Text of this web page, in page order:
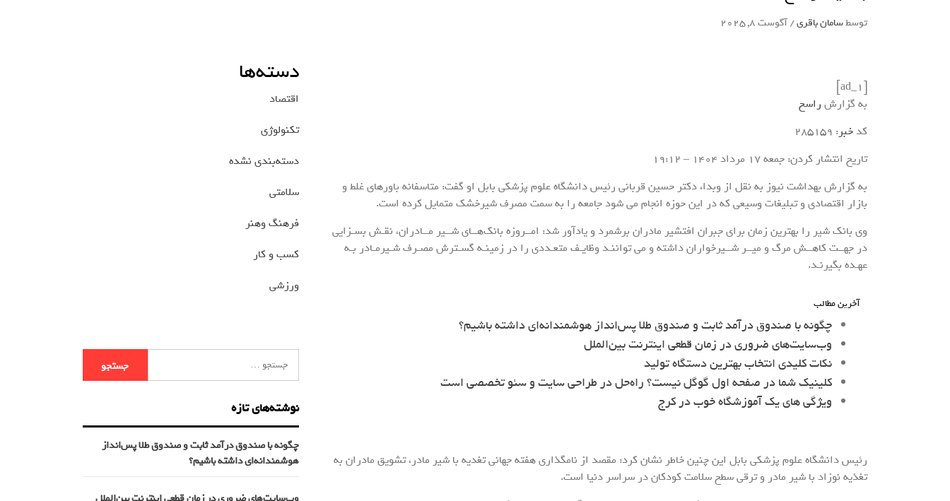
توسطسامان باقری/آگوست 8, 2025
[ad_1]
به گزارش راسخ
کدخبر: 285159
تاریخ انتشار کردن: جمعه 17 مرداد 1404 – 19:12
به گزارش بهداشت نیوز به نقل از وبدا، دکتر حسین قربانی رئیس دانشگاه علوم پزشکی بابل او گفت: متاسفانه باورهای غلط و
بازار اقتصادی و تبلیغات وسیعی که در این حوزه انجام می شود جامعه را به سمت مصرف شیرخشک متمایل کرده است.
وی بانک شیر را بهترین زمان برای جبران افتشیر مادران برشمرد و یادآور شد: امــروزه بانک‌هــای شــیر مــادران، نقـش بسـزایی
در جهــت کاهــش مرگ و میــر شــیرخواران داشته و می تواننـد وظایـف متعـددی را در زمینـه گسـترش مصـرف شـیرمـادر بـه
عهـده بگیرنـد.
آخرین مطالب
چگونه با صندوق درآمد ثابت و صندوق طلا پس‌انداز هوشمندانه‌ای داشته باشیم؟
وب‌سایت‌های ضروری در زمان قطعی اینترنت بین‌الملل
نکات کلیدی انتخاب بهترین دستگاه تولید
کلینیک شما در صفحه اول گوگل نیست؟ راه‌حل در طراحی سایت و سئو تخصصی است
ویژگی های یک آموزشگاه خوب در کرج
رئیس دانشگاه علوم پزشکی بابل این چنین خاطر نشان کرد: مقصد از نامگذاری هفته جهانی تغدیه با شیر مادر، تشویق مادران به
تغذیه نوزاد با شیر مادر و ترقی سطح سلامت کودکان در سراسر دنیا است.
دسته‌ها
اقتصاد
تکنولوژی
دسته‌بندی نشده
سلامتی
فرهنگ وهنر
کسب و کار
ورزشی
نوشته‌های تازه
چگونه با صندوق درآمد ثابت و صندوق طلا پس‌انداز
هوشمندانه‌ای داشته باشیم؟